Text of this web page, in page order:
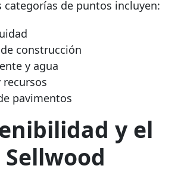
categorías de puntos incluyen:
construcción
y agua
recursos
pavimentos
y el